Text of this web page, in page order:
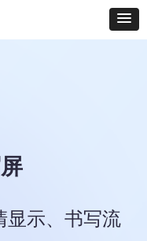
显示、书写流